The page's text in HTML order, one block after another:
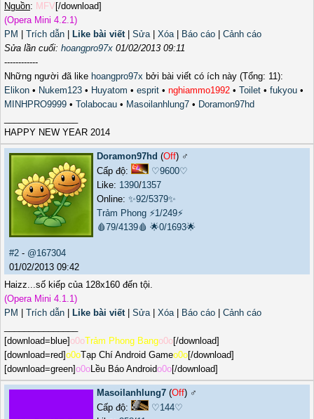
Nguồn: MFV [/download]
(Opera Mini 4.2.1)
PM
Trích dẫn Like bài viết| Sửa| Xóa| Báo cáo
Cảnh cáo
Sửa lần cuối: hoangpro97x 01/02/2013 09:11
------------
Những người đã like hoangpro97x bởi bài viết có ích này (Tổng: 11):
Elikon • Nukem123 • Huyatom • esprit • nghiammo1992 • Toilet • fukyou •
MINHPRO9999 • Tolabocau • Masoilanhlung7 • Doramon97hd
HAPPY NEW YEAR 2014
Doramon97hd (Off) ♂️
Cấp độ:
♡9600♡
Like: 1390/1357
Online: ✨92/5379✨
Trảm Phong ⚡1/249⚡
🩸79/4139🩸 🌟0/1693🌟
#2 - @167304
01/02/2013 09:42
Haizz...số kiếp của 128x160 đến tội.
(Opera Mini 4.1.1)
PM
Trích dẫn Like bài viết| Sửa| Xóa| Báo cáo
Cảnh cáo
[download=blue] o0oTrảm Phong Bango0o[/download]
[download=red]o0oTạp Chí Android Gameo0o[/download]
[download=green]o0oLều Báo Androido0o[/download]
Masoilanhlung7 (Off) ♂️
Cấp độ:
♡144♡